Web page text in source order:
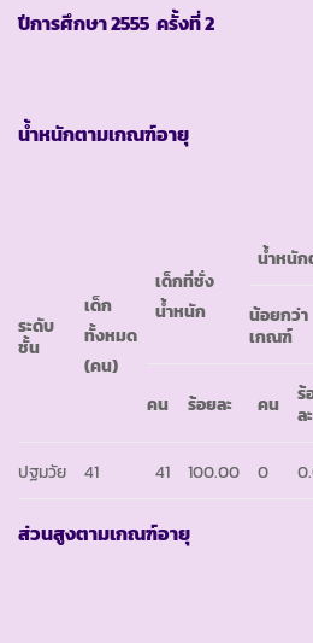
ปีการศึกษา2555 ครั้งที่ 2
น้ำหนักตามเกณฑ์อายุ
ระดับ
ชั้น
เด็ก
ทั้งหมด
(คน)
เด็กที่ชั่ง
น้ำหนัก
น้ำหนั
น้อยกว่า
เกณฑ์
คน ร้อยละ คน
ร้
ละ
ปฐมวัย 41 41 100.00 0
ส่วนสูงตามเกณฑ์อายุ